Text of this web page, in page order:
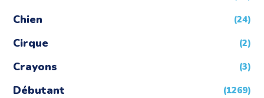
Chien (24)
Cirque (2)
Crayons (3)
Débutant (1269)